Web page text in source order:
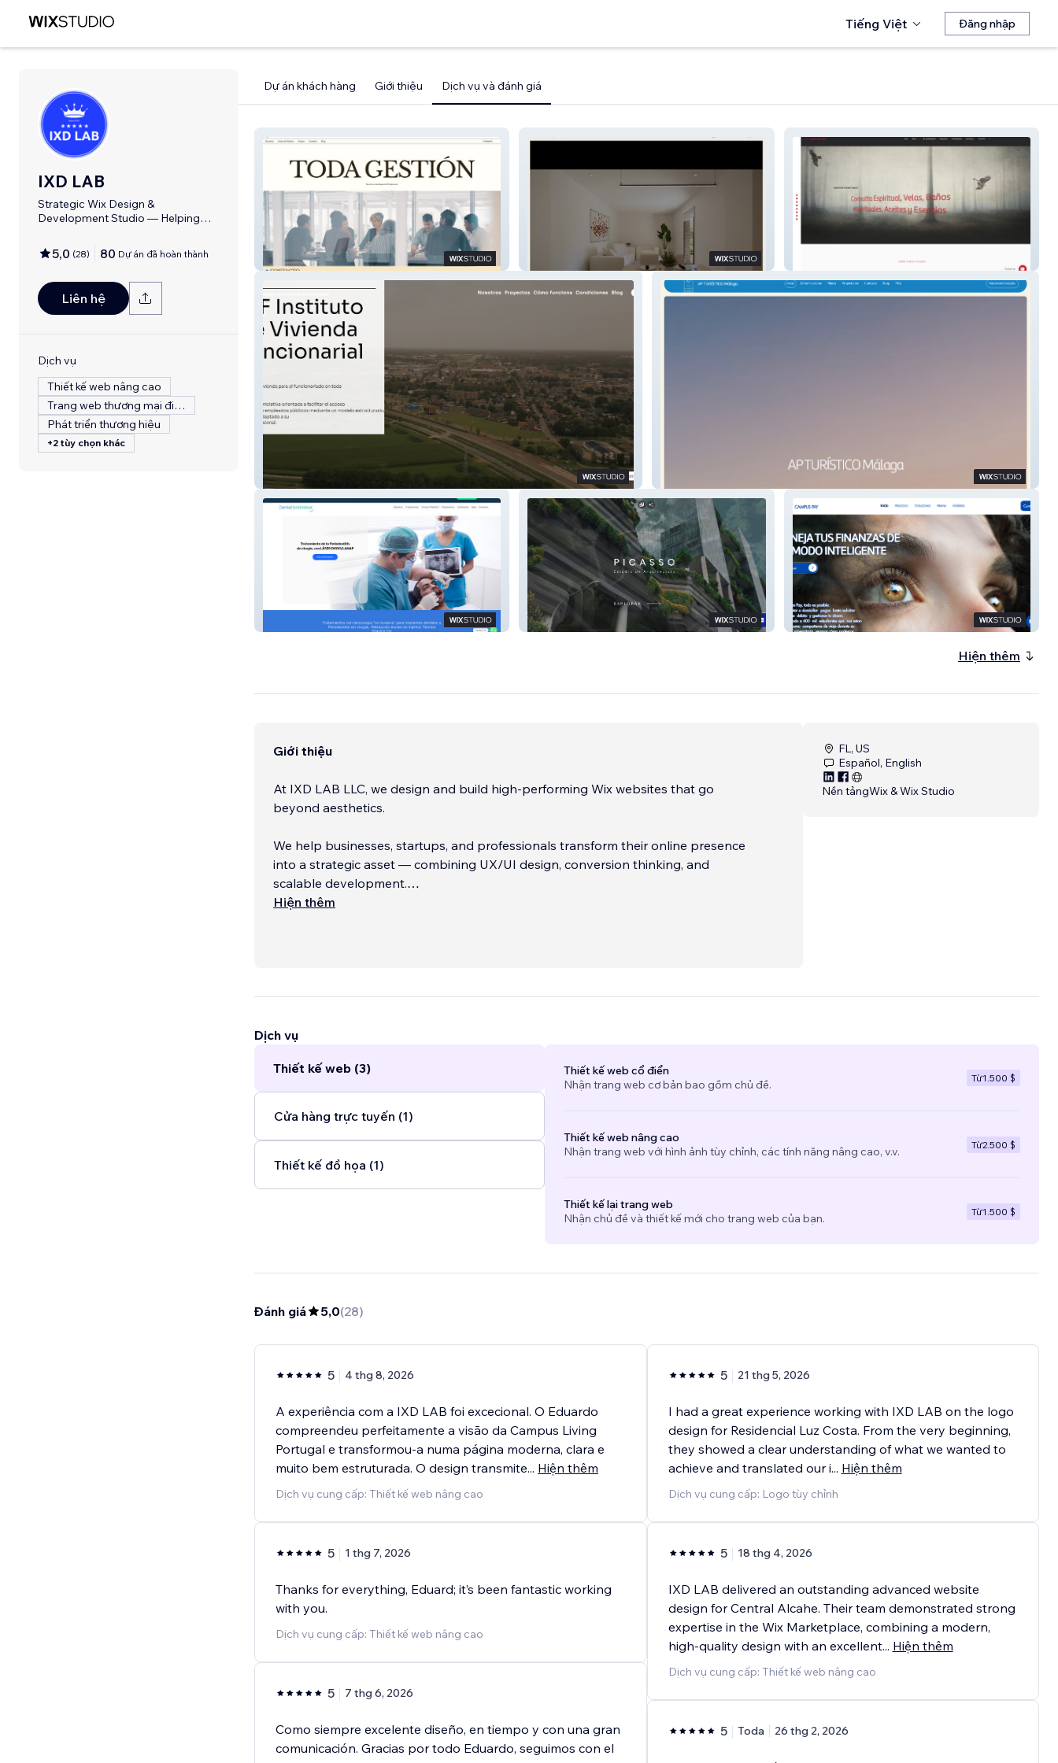
Tiếng Việt Đăng nhập
IXD LAB
Strategic Wix Design &
Development Studio — Helping
5,0 (28) 80 Dự án đã hoàn thành
Liên hệ
Dịch vụ
Thiết kế web nâng cao
Trang web thương mại điện tử
Phát triển thương hiệu
+2 tùy chọn khác
Dự án khách hàng Giới thiệu Dịch vụ và đánh giá
Toda Gestión RESIDENCIAL LUZ
IVF Instituto de Vivienda Funcionarial
Dental Unlimited Arquitectura Picasso Campus Pay
Hiện thêm
Giới thiệu
At IXD LAB LLC, we design and build high-performing Wix websites that go
beyond aesthetics.
We help businesses, startups, and professionals transform their online presence
into a strategic asset — combining UX/UI design, conversion thinking, and
scalable development.
Hiện thêm
FL, US
Español, English
Nền tảngWix & Wix Studio
Dịch vụ
Thiết kế web (3)
Cửa hàng trực tuyến (1)
Thiết kế đồ họa (1)
Thiết kế web cổ điển
Nhận trang web cơ bản bao gồm chủ đề.
Từ1.500 $
Thiết kế web nâng cao
Nhận trang web với hình ảnh tùy chỉnh, các tính năng nâng cao, v.v.
Từ2.500 $
Thiết kế lại trang web
Nhận chủ đề và thiết kế mới cho trang web của bạn.
Từ1.500 $
Đánh giá 5,0(28)
5 4 thg 8, 2026
A experiência com a IXD LAB foi excecional. O Eduardo
compreendeu perfeitamente a visão da Campus Living
Portugal e transformou-a numa página moderna, clara e
muito bem estruturada. O design transmite... Hiện thêm
Dịch vụ cung cấp: Thiết kế web nâng cao
5 1 thg 7, 2026
Thanks for everything, Eduard; it’s been fantastic working
with you.
Dịch vụ cung cấp: Thiết kế web nâng cao
5 7 thg 6, 2026
Como siempre excelente diseño, en tiempo y con una gran
comunicación. Gracias por todo Eduardo, seguimos con el
5 21 thg 5, 2026
I had a great experience working with IXD LAB on the logo
design for Residencial Luz Costa. From the very beginning,
they showed a clear understanding of what we wanted to
achieve and translated our i... Hiện thêm
Dịch vụ cung cấp: Logo tùy chỉnh
5 18 thg 4, 2026
IXD LAB delivered an outstanding advanced website
design for Central Alcahe. Their team demonstrated strong
expertise in the Wix Marketplace, combining a modern,
high‑quality design with an excellent... Hiện thêm
Dịch vụ cung cấp: Thiết kế web nâng cao
5 Toda 26 thg 2, 2026